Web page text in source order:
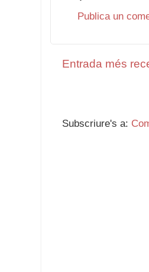
Publica un
Entrada més
Subscriure's a: